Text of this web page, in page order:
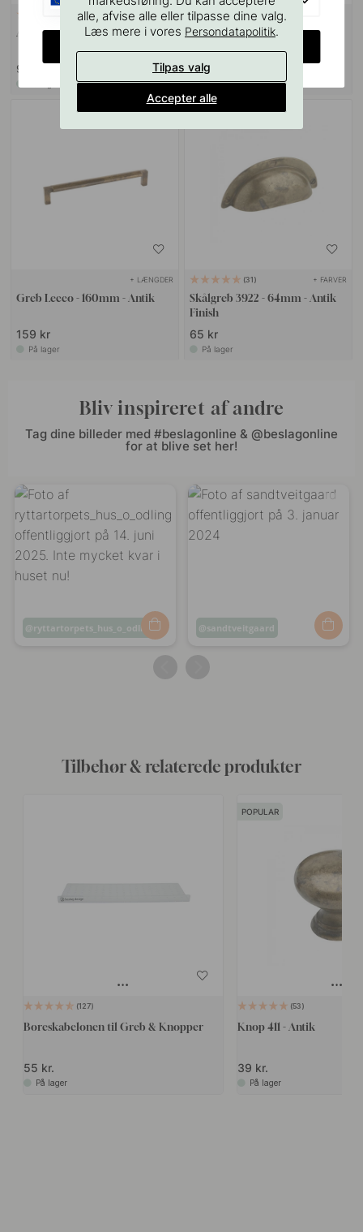
10 VÆGBESLAG
Ansatsskrue M4x50mm 1stk
9 kr
127
Boreskabelonen til Greb &
55 kr
På lager
+ LÆNGDER
Greb Lecco - 160mm - Antik
159 kr
På lager
31 + FARVER
Skålgreb 3922 - 64mm - Antik
Finish
65 kr
På lager
Bliv inspireret af andre
Tag dine billeder med #beslagonline & @beslagonline
for at blive set her!
Opslag
ryttartorpets_hus_o_odling
Opslag
sandtveitgaard
Tilbehør & relaterede produkter
127
Boreskabelonen til Greb & Knopper
55 kr.
På lager
POPULAR
53
Knop 411 - Antik
39 kr.
På lager
alle, afvise alle eller tilpasse dine valg.
Læs mere i vores Persondatapolitik.
Tilpas valg
Accepter alle